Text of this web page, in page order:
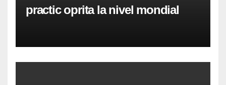
practic oprita la nivel mondial